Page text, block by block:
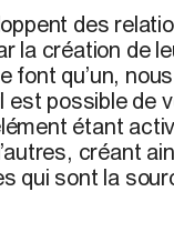
des
la création de
font qu’un,
est possible
étant
créant
qui sont la